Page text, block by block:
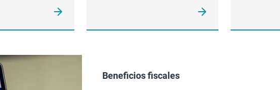
Beneficios fiscales